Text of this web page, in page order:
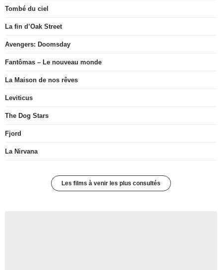
Tombé du ciel
La fin d’Oak Street
Avengers: Doomsday
Fantômas – Le nouveau monde
La Maison de nos rêves
Leviticus
The Dog Stars
Fjord
La Nirvana
Les films à venir les plus consultés